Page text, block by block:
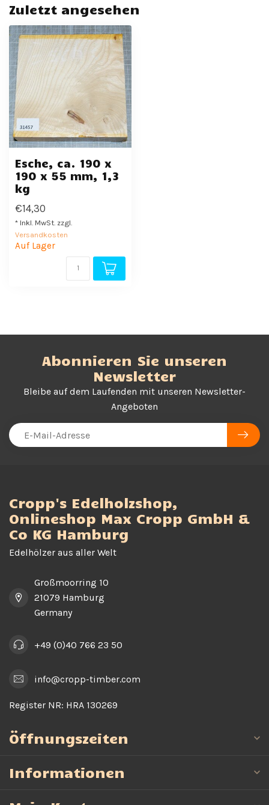
Zuletzt angesehen
Esche, ca. 190 x
190 x 55 mm, 1,3
kg
€14,30
* Inkl. MwSt. zzgl.
Versandkosten
Auf Lager
Abonnieren Sie unseren
Newsletter
Bleibe auf dem Laufenden mit unseren Newsletter-
Angeboten
Cropp's Edelholzshop,
Onlineshop Max Cropp GmbH &
Co KG Hamburg
Edelhölzer aus aller Welt
Großmoorring 10
21079 Hamburg
Germany
+49 (0)40 766 23 50
info@cropp-timber.com
Register NR: HRA 130269
Öffnungszeiten
Informationen